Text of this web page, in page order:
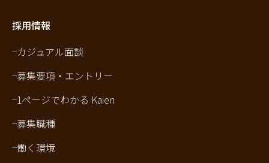
採用情報
カジュアル面談
募集要項・エントリー
1ページでわかる Kaien
募集職種
働く環境